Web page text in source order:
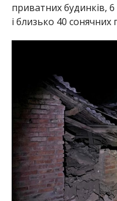
приватних будинків,
і близько 40 сонячних